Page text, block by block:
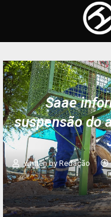
Saae
suspensão do
written byRedação